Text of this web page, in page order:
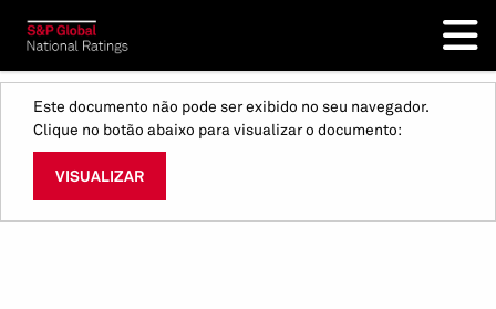
Este documento não pode ser exibido no seu navegador.
Clique no botão abaixo para visualizar o documento:
VISUALIZAR